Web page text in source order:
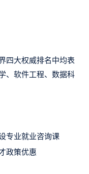
四大权威排名中均表
、软件工程、数据科
专业就业咨询课
政策优惠